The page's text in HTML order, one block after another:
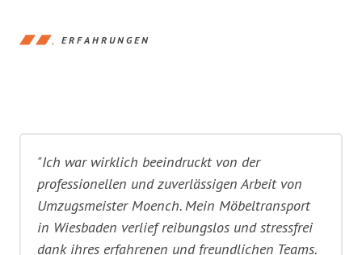
ERFAHRUNGEN
"Ich war wirklich beeindruckt von der
professionellen und zuverlässigen Arbeit von
Umzugsmeister Moench. Mein Möbeltransport
in Wiesbaden verlief reibungslos und stressfrei
dank ihres erfahrenen und freundlichen Teams.